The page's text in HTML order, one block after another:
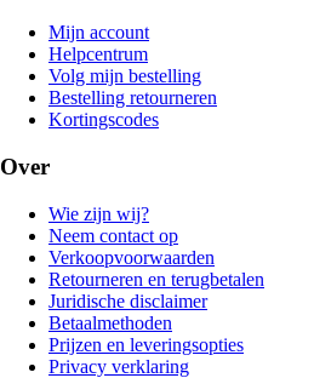
Mijn account
Helpcentrum
Volg mijn bestelling
Bestelling retourneren
Kortingscodes
Over
Wie zijn wij?
Neem contact op
Verkoopvoorwaarden
Retourneren en terugbetalen
Juridische disclaimer
Betaalmethoden
Prijzen en leveringsopties
Privacy verklaring